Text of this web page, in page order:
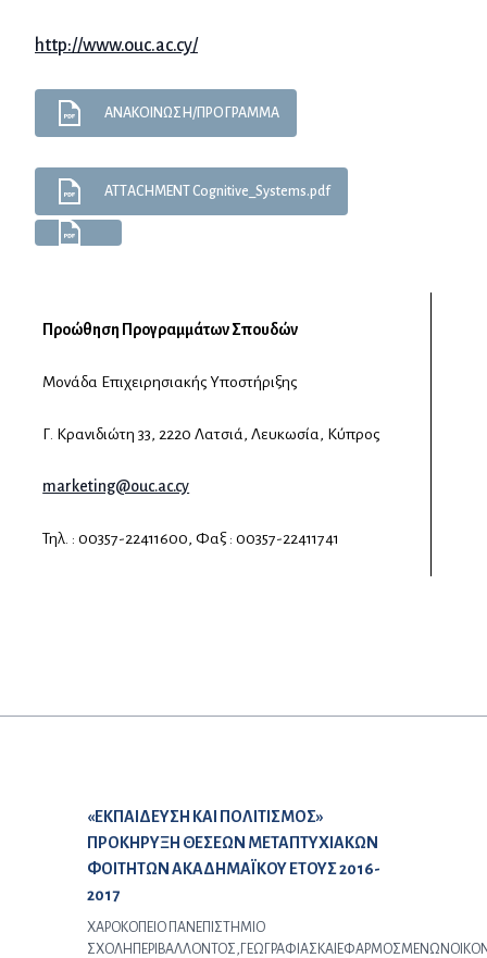
http://www.ouc.ac.cy/
ΑΝΑΚΟΙΝΩΣΗ/ΠΡΟΓΡΑΜΜΑ
ΑΤΤACHMENT Cognitive_Systems.pdf
Προώθηση Προγραμμάτων Σπουδών
Μονάδα Επιχειρησιακής Υποστήριξης
Γ. Κρανιδιώτη 33, 2220 Λατσιά, Λευκωσία, Κύπρος
marketing@ouc.ac.cy
Τηλ. : 00357-22411600, Φαξ : 00357-22411741
Προηγούμενο άρθρο:
«ΕΚΠΑΙΔΕΥΣΗ ΚΑΙ ΠΟΛΙΤΙΣΜΟΣ»
ΠΡΟΚΗΡΥΞΗ ΘΕΣΕΩΝ ΜΕΤΑΠΤΥΧΙΑΚΩΝ
ΦΟΙΤΗΤΩΝ ΑΚΑΔΗΜΑΪΚΟΥ ΕΤΟΥΣ 2016-
2017
ΧΑΡΟΚΟΠΕΙΟ ΠΑΝΕΠΙΣΤΗΜΙΟ